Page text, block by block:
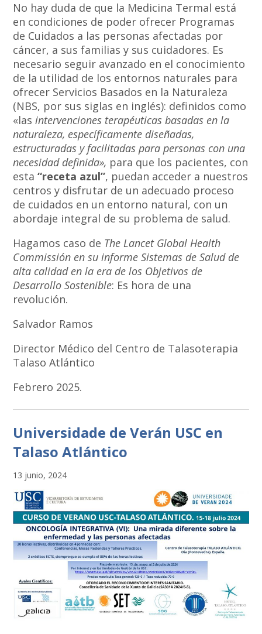
No hay duda de que la Medicina Termal está
en condiciones de poder ofrecer Programas
de Cuidados a las personas afectadas por
cáncer, a sus familias y sus cuidadores. Es
necesario seguir avanzado en el conocimiento
de la utilidad de los entornos naturales para
ofrecer Servicios Basados en la Naturaleza
(NBS, por sus siglas en inglés): definidos como
«lasintervenciones terapéuticas basadas en la
naturaleza, específicamente diseñadas,
estructuradas y facilitadas para personas con una
necesidad definida», para que los pacientes, con
esta“receta azul”, puedan acceder a nuestros
centros y disfrutar de un adecuado proceso
de cuidados en un entorno natural, con un
abordaje integral de su problema de salud.
Hagamos caso de The Lancet Global Health
Commissión en su informe Sistemas de Salud de
alta calidad en la era de los Objetivos de
Desarrollo Sostenible: Es hora de una
revolución.
Salvador Ramos
Director Médico del Centro de Talasoterapia
Talaso Atlántico
Febrero 2025.
Universidade de Verán USC en
Talaso Atlántico
13 junio, 2024